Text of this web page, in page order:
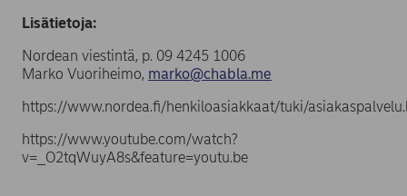
Lisätietoja:
Nordean viestintä, p. 09 4245 1006
Marko Vuoriheimo, marko@chabla.me
https://www.nordea.fi/henkiloasiakkaat/tuki/
https://www.youtube.com/watch?
v=_O2tqWuyA8s&feature=youtu.be